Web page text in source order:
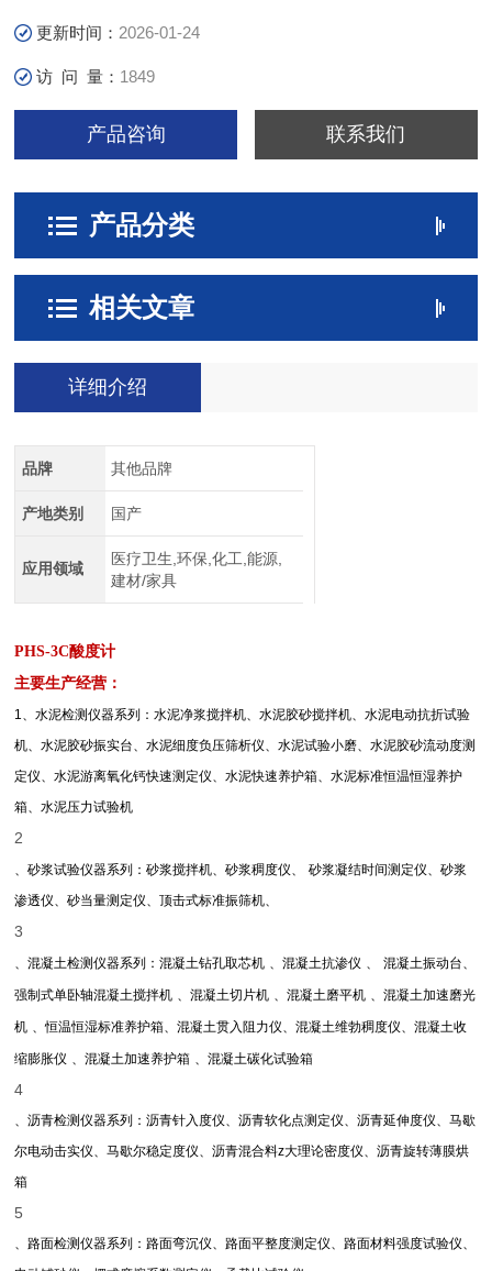
更新时间： 2026-01-24
访 问 量： 1849
产品咨询 联系我们
产品分类
相关文章
详细介绍
品牌 其他品牌
产地类别 国产
应用领域
医疗卫生,环保,化工,能源,
建材/家具
PHS-3C酸度计
主要生产经营：
1、水泥检测仪器系列：水泥净浆搅拌机、水泥胶砂搅拌机、水泥电动抗折试验
机、水泥胶砂振实台、水泥细度负压筛析仪、水泥试验小磨、水泥胶砂流动度测
定仪、水泥游离氧化钙快速测定仪、水泥快速养护箱、水泥标准恒温恒湿养护
箱、水泥压力试验机
2
、砂浆试验仪器系列：砂浆搅拌机、砂浆稠度仪、
砂浆凝结时间测定仪、砂浆
渗透仪、砂当量测定仪、顶击式标准振筛机、
3
、混凝土检测仪器系列：混凝土钻孔取芯机 、混凝土抗渗仪 、 混凝土振动台、
强制式单卧轴混凝土搅拌机 、混凝土切片机 、混凝土磨平机 、混凝土加速磨光
机 、恒温恒湿标准养护箱、混凝土贯入阻力仪、混凝土维勃稠度仪、混凝土收
缩膨胀仪 、混凝土加速养护箱 、混凝土碳化试验箱
4
、沥青检测仪器系列：沥青针入度仪、沥青软化点测定仪、沥青延伸度仪、马歇
尔电动击实仪、马歇尔稳定度仪、沥青混合料z大理论密度仪、沥青旋转薄膜烘
箱
5
、路面检测仪器系列：路面弯沉仪、路面平整度测定仪、路面材料强度试验仪、